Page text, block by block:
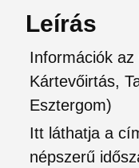
Leírás
Információk
Kártevőirtás,
Esztergom)
Itt láthatja a
népszerű